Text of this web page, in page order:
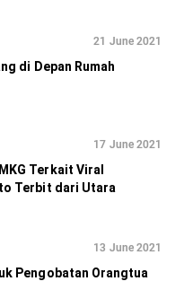
21 June 2021
di Depan Rumah
17 June 2021
Terkait Viral
Terbit dari Utara
13 June 2021
Pengobatan Orangtua